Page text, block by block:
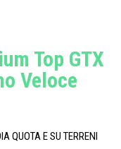
Top GTX
Veloce
QUOTA E SU TERRENI